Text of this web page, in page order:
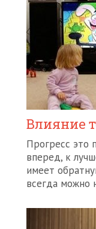
Влияние
Прогресс это
вперед, к
имеет
всегда можно